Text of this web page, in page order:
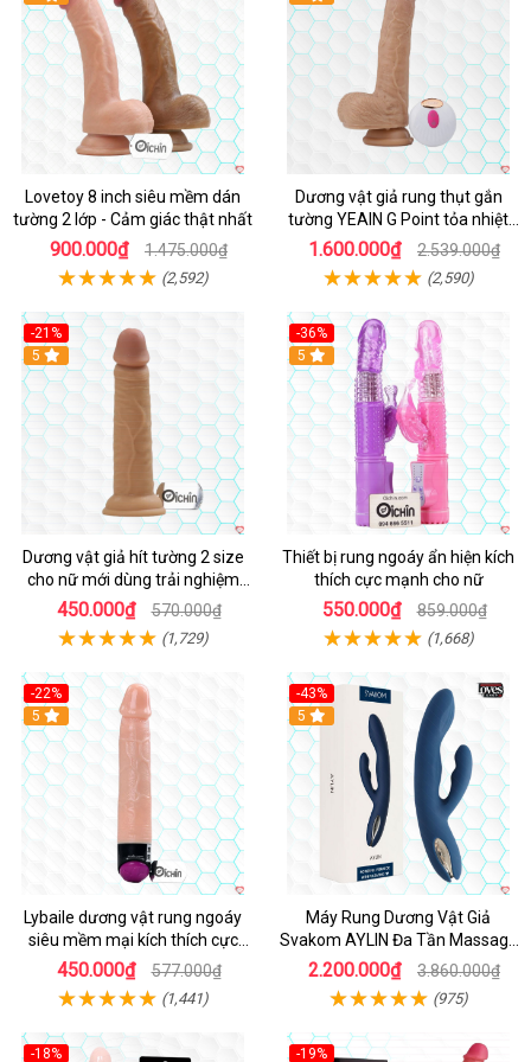
Lovetoy 8 inch siêu mềm dán
tường 2 lớp - Cảm giác thật nhất
900.000₫ 1.475.000₫
(2,592)
Dương vật giả rung thụt gắn
tường YEAIN G Point tỏa nhiệt
điều khiển từ xa
1.600.000₫ 2.539.000₫
(2,590)
-21%
Hot
5
Dương vật giả hít tường 2 size
cho nữ mới dùng trải nghiệm
thật
450.000₫ 570.000₫
(1,729)
-36%
Hot
5
Thiết bị rung ngoáy ẩn hiện kích
thích cực mạnh cho nữ
550.000₫ 859.000₫
(1,668)
-22%
Hot
5
Lybaile dương vật rung ngoáy
siêu mềm mại kích thích cực
mạnh
450.000₫ 577.000₫
(1,441)
-43%
Hot
5
Máy Rung Dương Vật Giả
Svakom AYLIN Đa Tần Massage
Sướng
2.200.000₫ 3.860.000₫
(975)
-18%
-19%